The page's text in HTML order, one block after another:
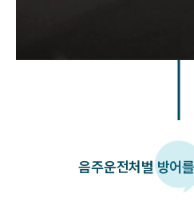
음주운전처벌 방어